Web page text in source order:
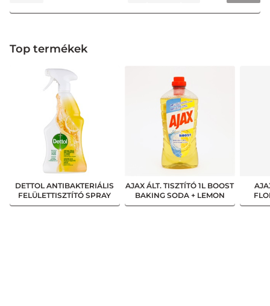
Top termékek
DETTOL ANTIBAKTERIÁLIS
FELÜLETTISZTÍTÓ SPRAY
500ML POWER&FRESH
AJAX ÁLT. TISZTÍTÓ 1L BOOST
BAKING SODA + LEMON